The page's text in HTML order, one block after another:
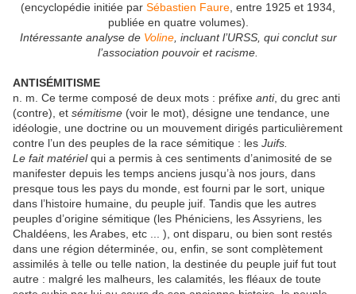
(encyclopédie initiée par Sébastien Faure , entre 1925 et 1934,
publiée en quatre volumes).
Intéressante analyse de Voline, incluant l’URSS, qui conclut sur
l’association pouvoir et racisme.
ANTISÉMITISME
n. m. Ce terme composé de deux mots : préfixe anti, du grec anti
(contre), et sémitisme (voir le mot), désigne une tendance, une
idéologie, une doctrine ou un mouvement dirigés particulièrement
contre l’un des peuples de la race sémitique : les Juifs.
Le fait matérielqui a permis à ces sentiments d’animosité de se
manifester depuis les temps anciens jusqu’à nos jours, dans
presque tous les pays du monde, est fourni par le sort, unique
dans l’histoire humaine, du peuple juif. Tandis que les autres
peuples d’origine sémitique (les Phéniciens, les Assyriens, les
Chaldéens, les Arabes, etc ... ), ont disparu, ou bien sont restés
dans une région déterminée, ou, enfin, se sont complètement
assimilés à telle ou telle nation, la destinée du peuple juif fut tout
autre : malgré les malheurs, les calamités, les fléaux de toute